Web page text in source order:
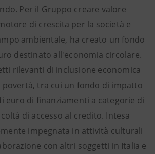
Per il Gruppo creare valore
di crescita per la società e
ambientale, ha creato un fondo
destinato all'economia circolare.
rilevanti di inclusione economica
povertà, tra cui un fondo di impatto
euro di finanziamenti a categorie di
di accesso al credito. Intesa
impegnata in attività culturali
con altri soggetti in Italia e